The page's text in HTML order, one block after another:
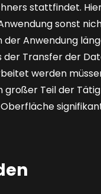
stattfindet.
sonst
der Anwendung
Transfer der
werden
großer Teil der